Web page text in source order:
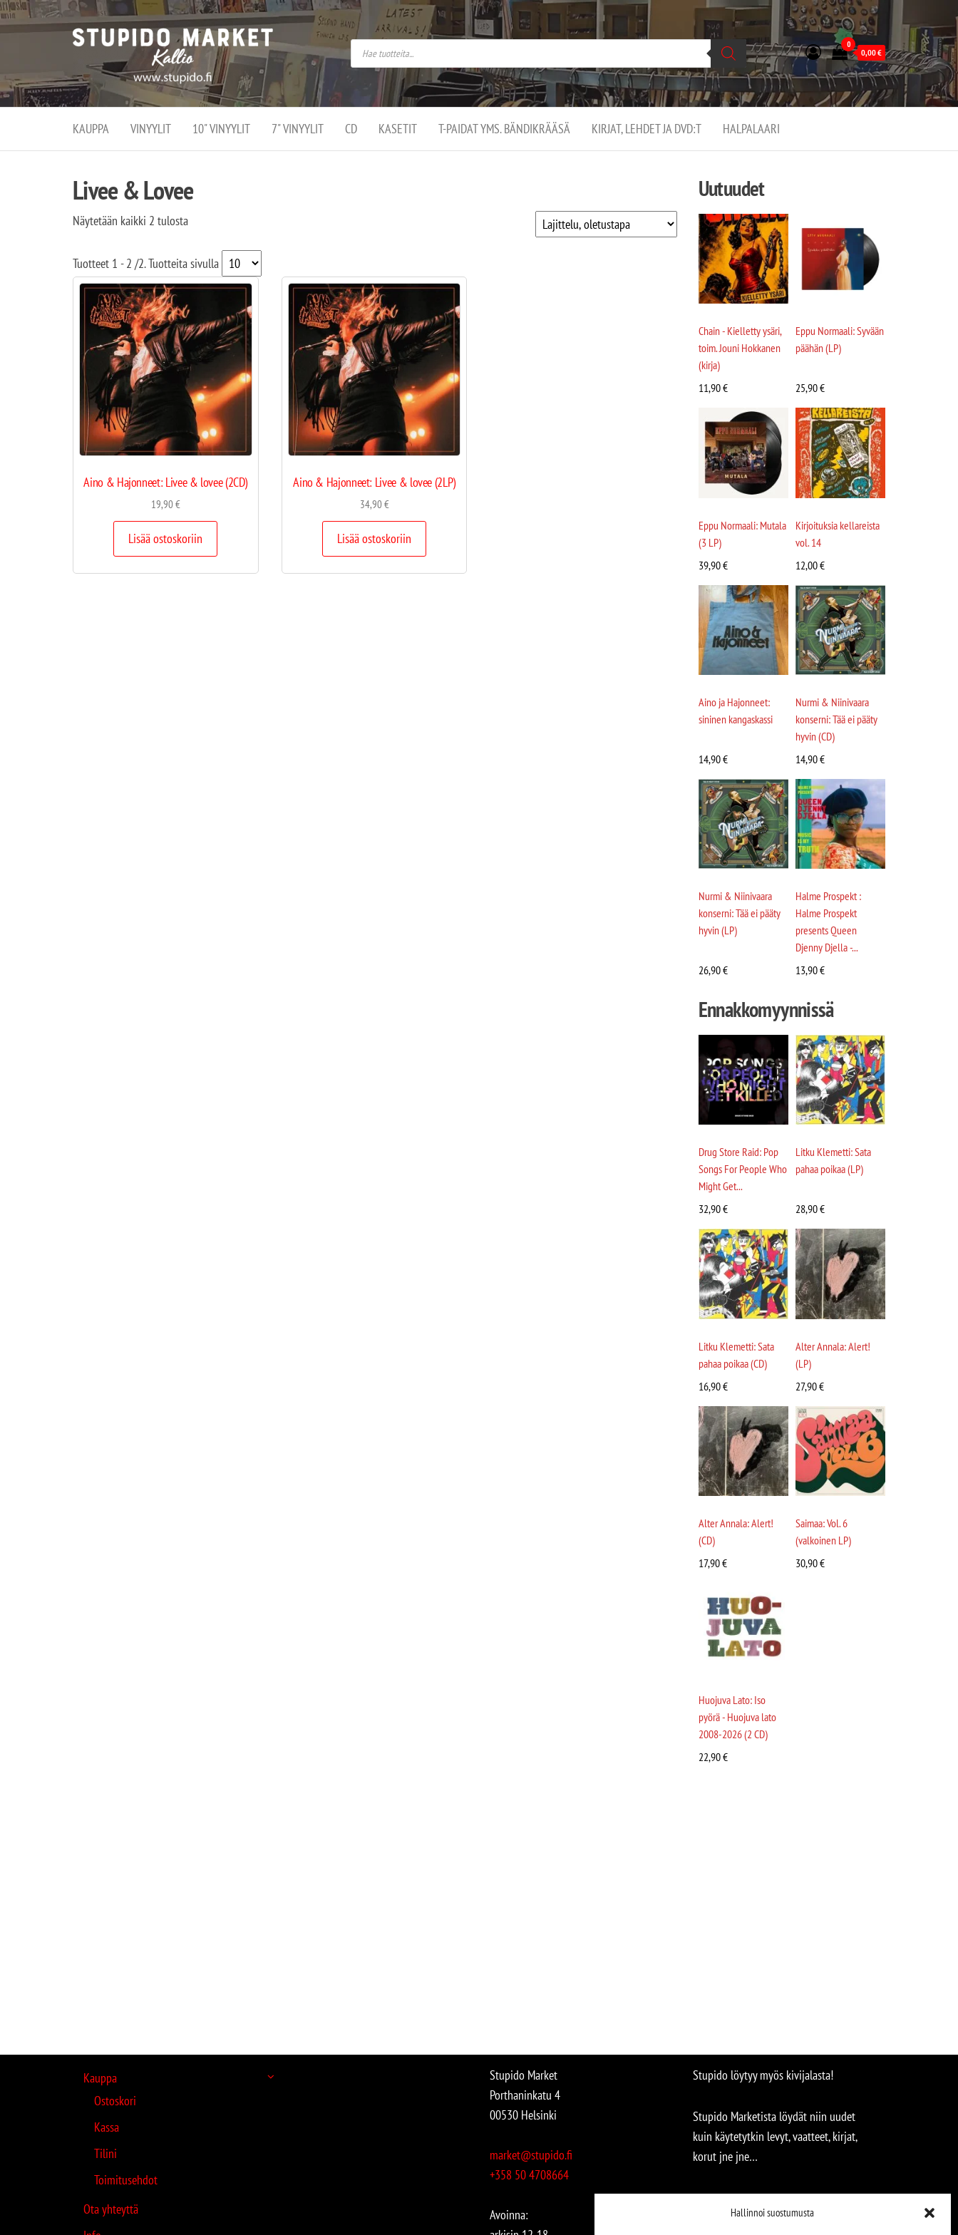
Hallinnoi suostumusta
Stupido
Market –
verkossa
ja
kivijalassa
Stupido Market on
vaihtoehtomusaan
erikoistunut
verkko- sekä
kivijalkakauppa
Helsingissä
Kallion
0
0,00€
KAUPPA VINYYLIT 10" VINYYLIT 7" VINYYLIT CD KASETIT T-PAIDAT YMS. BÄNDIKRÄÄSÄ KIRJAT, LEHDET JA DVD:T HALPALAARI
Livee & Lovee
Näytetään kaikki 2 tulosta
Tuotteet 1 - 2 /2. Tuotteita sivulla
Aino & Hajonneet: Livee & lovee (2CD)
19,90€
Lisää ostoskoriin
Aino & Hajonneet: Livee & lovee (2LP)
34,90€
Lisää ostoskoriin
Uutuudet
Chain - Kielletty ysäri,
toim. Jouni Hokkanen
(kirja)
11,90€
Eppu Normaali: Syvään
päähän (LP)
25,90€
Eppu Normaali: Mutala
(3 LP)
39,90€
Kirjoituksia kellareista
vol. 14
12,00€
Aino ja Hajonneet:
sininen kangaskassi
14,90€
Nurmi & Niinivaara
konserni: Tää ei pääty
hyvin (CD)
14,90€
Nurmi & Niinivaara
konserni: Tää ei pääty
hyvin (LP)
26,90€
Halme Prospekt :
Halme Prospekt
presents Queen
Djenny Djella -...
13,90€
Ennakkomyynnissä
Drug Store Raid: Pop
Songs For People Who
Might Get...
32,90€
Litku Klemetti: Sata
pahaa poikaa (LP)
28,90€
Litku Klemetti: Sata
pahaa poikaa (CD)
16,90€
Alter Annala: Alert!
(LP)
27,90€
Alter Annala: Alert!
(CD)
17,90€
Saimaa: Vol. 6
(valkoinen LP)
30,90€
Huojuva Lato: Iso
pyörä - Huojuva lato
2008-2026 (2 CD)
22,90€
Kauppa
Ostoskori
Kassa
Tilini
Toimitusehdot
Ota yhteyttä
Stupido Market
Porthaninkatu 4
00530 Helsinki
market@stupido.fi
+358 50 4708664
Avoinna:
Stupido löytyy myös kivijalasta!
Stupido Marketista löydät niin uudet
kuin käytetytkin levyt, vaatteet, kirjat,
korut jne jne…